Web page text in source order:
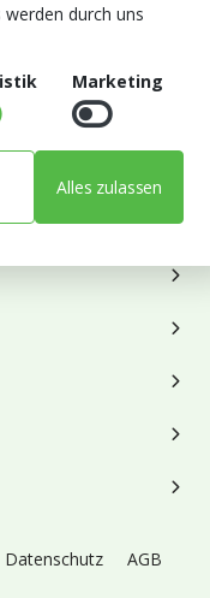
und
Datenschutz AGB
durch uns
Marketing
Alles zulassen